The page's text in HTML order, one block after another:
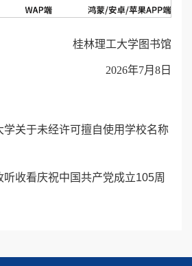
桂林理工大学图书馆
2026年7月8日
学关于未经许可擅自使用学校名称
听收看庆祝中国共产党成立105周